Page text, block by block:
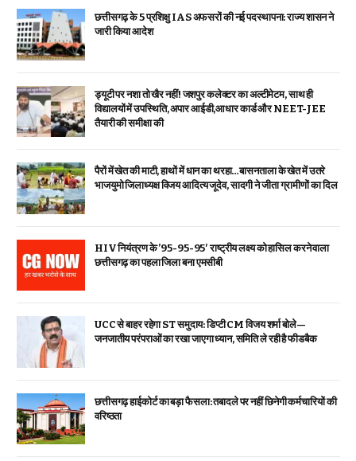
छत्तीसगढ़ के 5 प्रशिक्षु IAS अफसरों की नई पदस्थापना: राज्य शासन ने
जारी किया आदेश
ड्यूटी पर नशा तो खैर नहीं! जशपुर कलेक्टर का अल्टीमेटम, साथ ही
विद्यालयों में उपस्थिति, अपार आईडी,आधार कार्ड और NEET-JEE
तैयारी की समीक्षा की
पैरों में खेत की माटी, हाथों में धान का थरहा…बासनताला के खेत में उतरे
भाजयुमो जिलाध्यक्ष विजय आदित्य जूदेव, सादगी ने जीता ग्रामीणों का दिल
HIV नियंत्रण के ’95-95-95′ राष्ट्रीय लक्ष्य को हासिल करने वाला
छत्तीसगढ़ का पहला जिला बना एमसीबी
UCC से बाहर रहेगा ST समुदाय: डिप्टी CM विजय शर्मा बोले—
जनजातीय परंपराओं का रखा जाएगा ध्यान, समिति ले रही है फीडबैक
छत्तीसगढ़ हाईकोर्ट का बड़ा फैसला: तबादले पर नहीं छिनेगी कर्मचारियों की
वरिष्ठता